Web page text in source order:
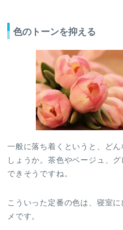
色のトーンを抑える
一般に落ち着くというと、ど
しょうか。茶色やベージュ、
できそうですね。
こういった定番の色は、寝室
メです。